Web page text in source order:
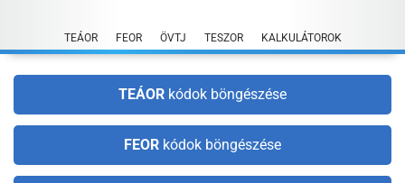
content
TEÁOR FEOR ÖVTJ TESZOR KALKULÁTOROK
TEÁOR kódok böngészése
FEOR kódok böngészése